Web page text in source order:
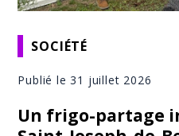
SOCIÉTÉ
Publié le 31 juillet 2026
Un frigo-partage